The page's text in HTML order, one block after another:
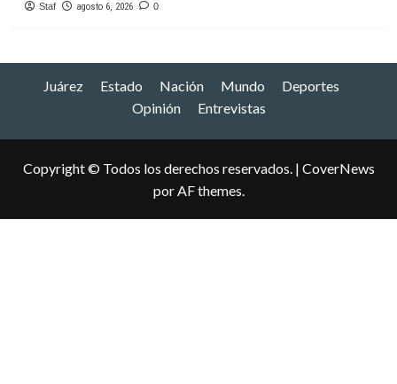
Staf agosto 6, 2026 0
Juárez Estado Nación Mundo
Deportes
Opinión
Entrevistas
Copyright © Todos los derechos reservados. | CoverNews
por AF themes.